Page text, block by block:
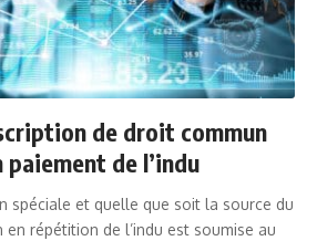
de droit commun
paiement de l’indu
spéciale et quelle que soit la source du
en répétition de l’indu est soumise au